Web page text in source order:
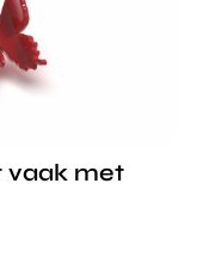
vaak met